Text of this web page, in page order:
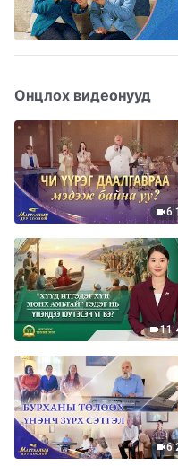
Онцлох видеонууд